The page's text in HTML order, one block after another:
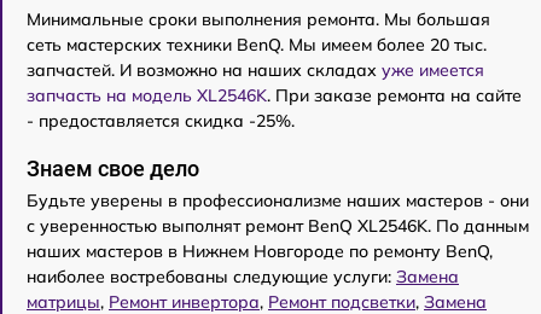
Минимальные сроки выполнения ремонта. Мы большая
сеть мастерских техники BenQ. Мы имеем более 20 тыс.
запчастей. И возможно на наших складах уже имеется
запчасть на модель XL2546K. При заказе ремонта на сайте
- предоставляется скидка -25%.
Знаем свое дело
Будьте уверены в профессионализме наших мастеров - они
с уверенностью выполнят ремонт BenQ XL2546K. По данным
наших мастеров в Нижнем Новгороде по ремонту BenQ,
наиболее востребованы следующие услуги: Замена
матрицы, Ремонт инвертора, Ремонт подсветки, Замена